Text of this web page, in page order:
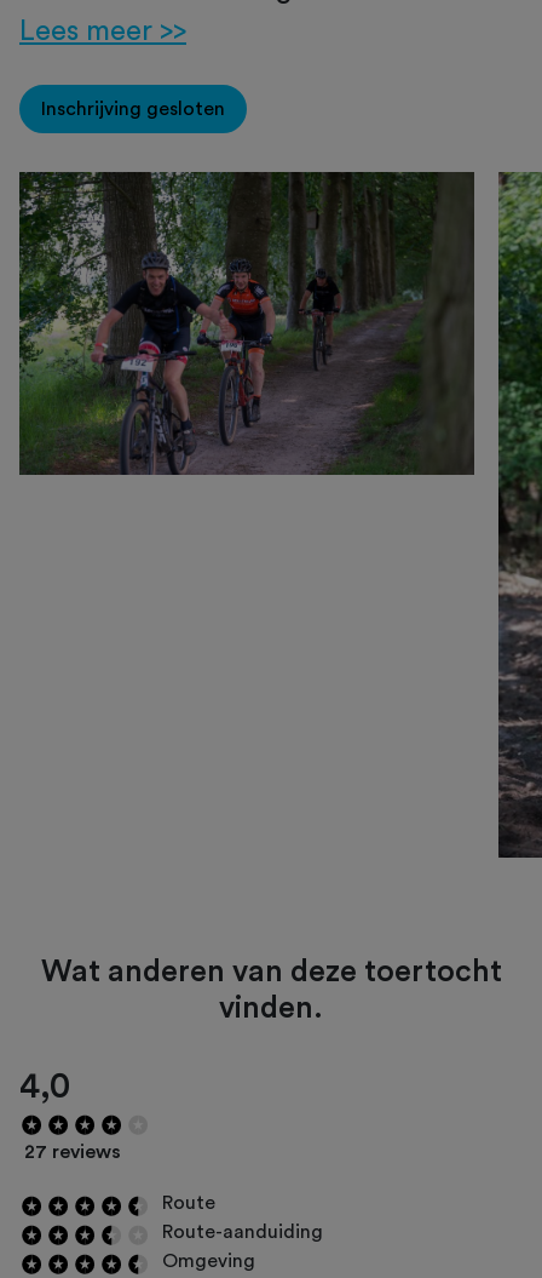
Lees meer >>
Inschrijving gesloten
Wat anderen van deze toertocht
vinden.
4,0
27 reviews
Route
Route-aanduiding
Omgeving